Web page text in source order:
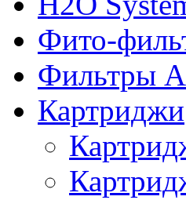
Фито-
Фильтры
Картриджи